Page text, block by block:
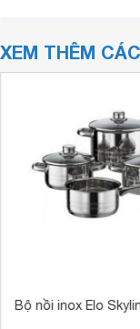
XEM THÊM
Bộ nồi inox Elo